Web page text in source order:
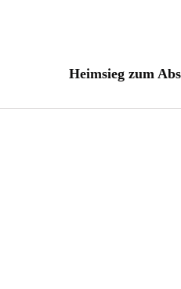
Heimsieg zum